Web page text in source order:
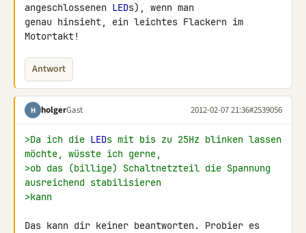
angeschlossenen LEDs), wenn man
genau hinsieht, ein leichtes Flackern im
Motortakt!
Antwort
H holgerGast 2012-02-07 21:36#2539056
>Da ich die LEDs mit bis zu 25Hz blinken lassen
möchte, wüsste ich gerne,
>ob das (billige) Schaltnetzteil die Spannung
ausreichend stabilisieren
>kann
Das kann dir keiner beantworten. Probier es